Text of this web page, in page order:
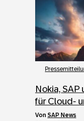
Nokia,
für Cloud-
von SAP News